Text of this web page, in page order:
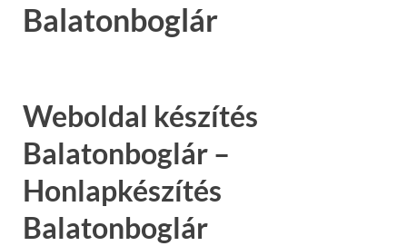
Balatonboglár
Weboldal készítés
Balatonboglár –
Honlapkészítés
Balatonboglár